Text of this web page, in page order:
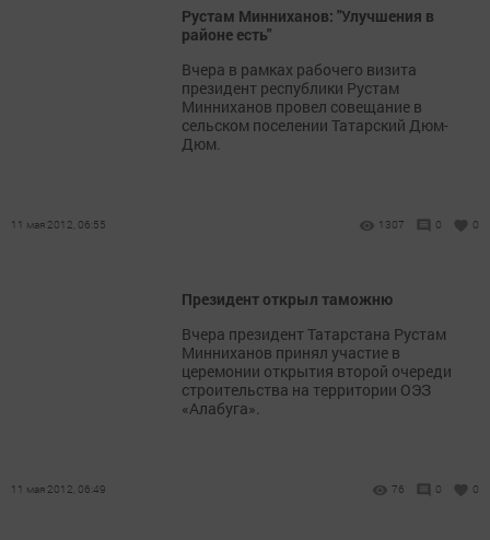
Рустам Минниханов: "Улучшения в
районе есть"
Вчера в рамках рабочего визита
президент республики Рустам
Минниханов провел совещание в
сельском поселении Татарский Дюм-
Дюм.
11 мая 2012, 06:55 1307 0 0
Президент открыл таможню
Вчера президент Татарстана Рустам
Минниханов принял участие в
церемонии открытия второй очереди
строительства на территории ОЭЗ
«Алабуга».
11 мая 2012, 06:49 76 0 0